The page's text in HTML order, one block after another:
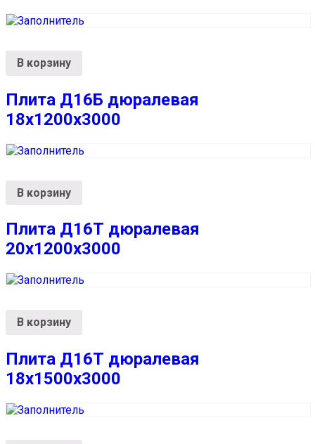
В корзину
Плита Д16Б дюралевая
18x1200x3000
В корзину
Плита Д16Т дюралевая
20x1200x3000
В корзину
Плита Д16Т дюралевая
18x1500x3000